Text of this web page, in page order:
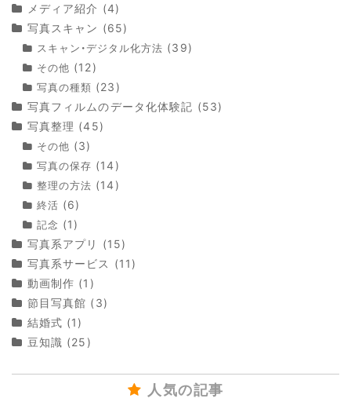
メディア紹介 (4)
写真スキャン (65)
スキャン・デジタル化方法 (39)
その他 (12)
写真の種類 (23)
写真フィルムのデータ化体験記 (53)
写真整理 (45)
その他 (3)
写真の保存 (14)
整理の方法 (14)
終活 (6)
記念 (1)
写真系アプリ
(15)
写真系サービス (11)
動画制作 (1)
節目写真館 (3)
結婚式 (1)
豆知識 (25)
人気の記事